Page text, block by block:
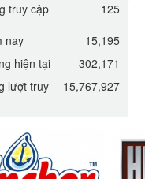
Đường phèn
10kg
295.000 VND
Đường mía thiên
nhiên Biên Hòa
32.000 VND
CÔ BA BIÊN
HÒA 1KG
27.000 VND
truy cập
125
nay
15,195
hiện tại
302,171
lượt truy
15,767,927